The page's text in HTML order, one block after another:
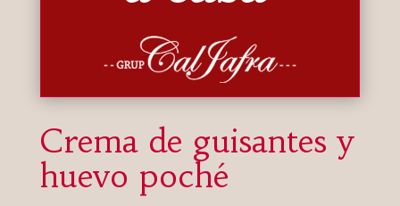
Crema de guisantes y
huevo poché